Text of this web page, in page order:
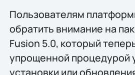
Пользователям
обратить внимание на
Fusion 5.0, который
упрощенной процедурой